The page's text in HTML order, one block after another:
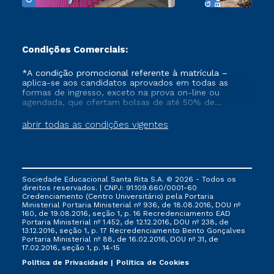
Condições Comerciais:
abrir todas as condições vigentes
*A condição promocional referente à matrícula –
aplica-se aos candidatos aprovados em todas as
formas de ingresso, exceto na prova on-line ou
agendada, que ofertam bolsas de até 50% de
que ainda não tenham efetivado e/ou não tenham
cancelado ou trancado sua matrícula em uma das
FIES, Prouni e outros programas governamentais, e
não se acumula com nenhuma outra campanha
ofertada pela Instituição.
Sociedade Educacional Santa Rita S.A. © 2026 - Todos os
direitos reservados. | CNPJ: 91.109.660/0001-60
Credenciamento (Centro Universitário) pela Portaria
Ministerial Portaria Ministerial nº 936, de 18.08.2016, DOU nº
160, de 19.08.2016, seção 1, p. 16 Recredenciamento EAD
Portaria Ministerial nº 1.452, de 12.12.2016, DOU nº 238, de
13.12.2016, seção 1, p. 17 Recredenciamento Bento Gonçalves
Portaria Ministerial nº 88, de 16.02.2016, DOU nº 31, de
17.02.2016, seção 1, p. 14-15
Política de Privacidade
Política de Cookies